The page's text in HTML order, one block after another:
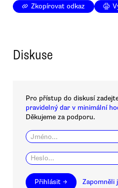
Zkopírovat odkaz
Diskuse
Pro přístup do diskusí
pravidelný dar v minimální
Děkujeme za podporu.
Přihlásit → Zapomněli